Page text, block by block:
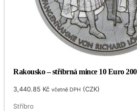
Rakousko – stříbrná mince 10 Euro
3,440.85 Kč včetně DPH (CZK)
Stříbro